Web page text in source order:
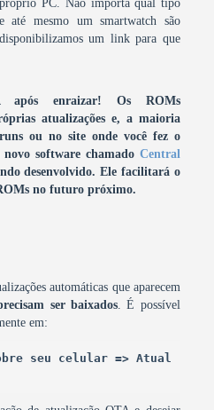
PC. Não importa qual tipo
até mesmo um smartwatch são
um link para que
após enraizar! Os ROMs
atualizações e, a maioria
ou no site onde você fez o
software chamado Central
desenvolvido. Ele facilitará o
no futuro próximo.
automáticas que aparecem
ser baixados. É possível
em:
seu celular => Atual